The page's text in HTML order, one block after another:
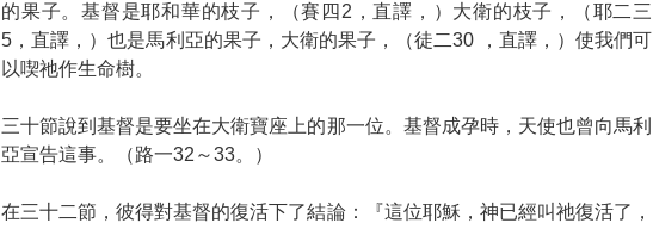
的果子。基督是耶和華的枝子，（賽四2，直譯，）大衛的枝子，（耶二三
5，直譯，）也是馬利亞的果子，大衛的果子，（徒二30 ，直譯，）使我們可
以喫祂作生命樹。
三十節說到基督是要坐在大衛寶座上的那一位。基督成孕時，天使也曾向馬利
亞宣告這事。（路一32～33。）
在三十二節，彼得對基督的復活下了結論：『這位耶穌，神已經叫祂復活了，